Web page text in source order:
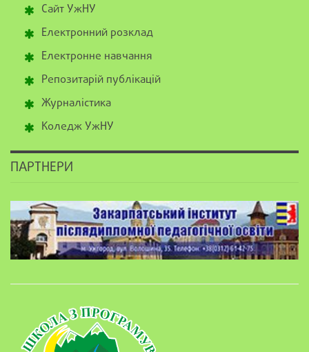
Сайт УжНУ
Електронний розклад
Електронне навчання
Репозитарій публікацій
Журналістика
Коледж УжНУ
ПАРТНЕРИ